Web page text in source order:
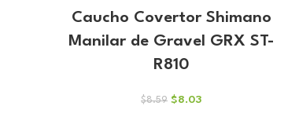
Caucho Covertor Shimano
Manilar de Gravel GRX ST-
R810
$8.59 El
$8.03El